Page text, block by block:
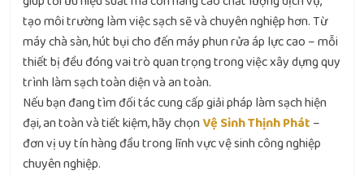
tạo môi trường làm việc sạch sẽ và chuyên nghiệp hơn. Từ
máy chà sàn, hút bụi cho đến máy phun rửa áp lực cao – mỗi
thiết bị đều đóng vai trò quan trọng trong việc xây dựng quy
trình làm sạch toàn diện và an toàn.
Nếu bạn đang tìm đối tác cung cấp giải pháp làm sạch hiện
đại, an toàn và tiết kiệm, hãy chọn Vệ Sinh Thịnh Phát –
đơn vị uy tín hàng đầu trong lĩnh vực vệ sinh công nghiệp
chuyên nghiệp.